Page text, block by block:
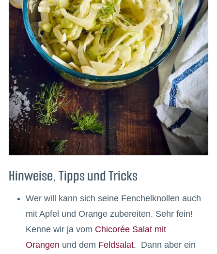
Hinweise, Tipps und Tricks
Wer will kann sich seine Fenchelknollen auch
mit Apfel und Orange zubereiten. Sehr fein!
Kenne wir ja vom Chicorée Salat mit
Orangen und dem Feldsalat. Dann aber ein